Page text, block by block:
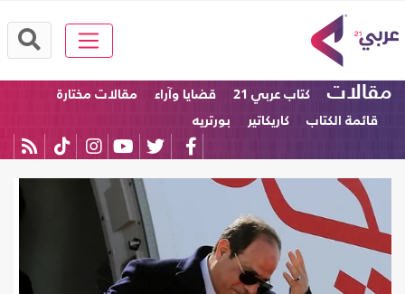
مقالات كتاب عربي 21 قضايا وآراء
مقالات مختارة
قائمة الكتاب
كاريكاتير بورتريه